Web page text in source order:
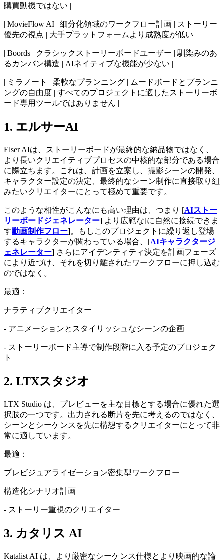
購買動機ではない |
| MovieFlow AI | 細分化領域のワークフロー計画 | ストーリー
優先の視点 | 大手プラットフォームより成熟度が低い |
| Boords | クラシックストーリーボードユーザー | 馴染みのあ
るカンバン構造 | AIネイティブな機能が少ない |
| ミラノート | 柔軟なプランニング | ムードボードとプランニ
ングの自由度 | すべてのプロジェクトに適したストーリーボ
ード専用ツールではありません |
1. エルサーAI
Elser AIは、ストーリーボードが最終的な納品物ではなく、
より長いクリエイティブプロセスの中核的な部分である場合
に際立ちます。これは、計画を立案し、撮影シーンの開発、
キャラクター設定の決定、最終的なシーン制作に直接取り組
みたいクリエイターにとって極めて重要です。
このような相性がこんなにも高い理由は、つまり [AIストー
リーボードジェネレーター] より広範な[に自然に接続できま
す動画制作フロー]。もしこのプロジェクトに繰り返し登場
するキャラクターが関わっている場合、[AIキャラクタージ
ェネレーター] さらにアイデンティティ決定を計画フェーズ
により近づけ、それを切り離されたワークフローに押し込む
のではなく。
最適：
ナラティブクリエイター
- アニメーションとスタイリッシュなシーンの企画
- ストーリーボード主導で制作段階に入る予定のプロジェク
ト
2. LTXスタジオ
LTX Studio は、プレビューを主な目標とする場合に優れた選
択肢の一つです。出力される断片を先に考えるのではなく、
シーンとシーケンスを先に構想するクリエイターにとって非
常に適しています。
最適：
プレビジュアライゼーション密集型ワークフロー
構造化シナリオ計画
- ストーリー重視のクリエイター
3. カタリス AI
Katalist AI は、より厳密なシーケンス仕様とより映画的な論